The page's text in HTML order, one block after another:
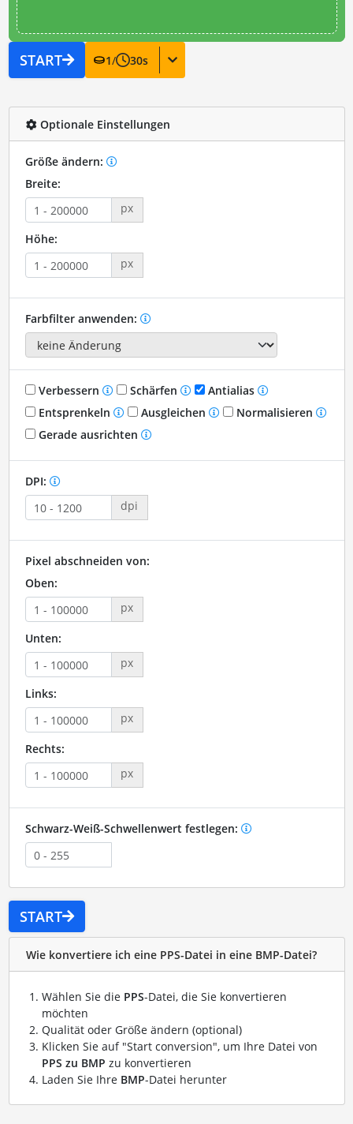
START 1/ 30s
Optionale Einstellungen
Größe ändern:
Breite:
px
Höhe:
px
Farbfilter anwenden:
Verbessern Schärfen
Antialias
Entsprenkeln
Ausgleichen
Normalisieren
Gerade ausrichten
DPI:
dpi
Pixel abschneiden von:
Oben:
px
Unten:
px
Links:
px
Rechts:
px
Schwarz-Weiß-Schwellenwert festlegen:
START
Wie konvertiere ich eine PPS-Datei in eine BMP-Datei?
Wählen Sie die PPS-Datei, die Sie konvertieren
möchten
Qualität oder Größe ändern (optional)
Klicken Sie auf "Start conversion", um Ihre Datei von
PPS zu BMP zu konvertieren
Laden Sie Ihre BMP-Datei herunter